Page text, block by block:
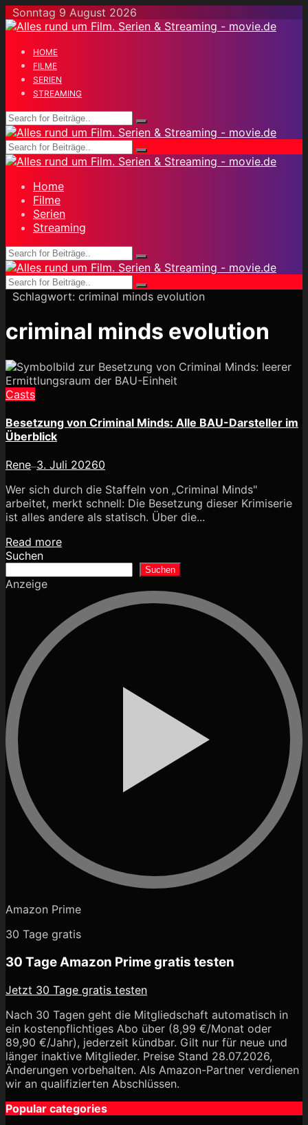
Skip
to
Sonntag 9 August 2026
HOME
FILME
SERIEN
STREAMING
Home
Filme
Serien
Streaming
Schlagwort: criminal minds evolution
criminal minds evolution
Casts
Besetzung von Criminal Minds: Alle BAU-Darsteller im
Überblick
Rene—3. Juli 20260
Wer sich durch die Staffeln von „Criminal Minds"
arbeitet, merkt schnell: Die Besetzung dieser Krimiserie
ist alles andere als statisch. Über die...
Read more
Suchen
Suchen
Anzeige
Amazon Prime
30 Tage gratis
30 Tage Amazon Prime gratis testen
Jetzt 30 Tage gratis testen
Nach 30 Tagen geht die Mitgliedschaft automatisch in
ein kostenpflichtiges Abo über (8,99 €/Monat oder
89,90 €/Jahr), jederzeit kündbar. Gilt nur für neue und
länger inaktive Mitglieder. Preise Stand 28.07.2026,
Änderungen vorbehalten. Als Amazon-Partner verdienen
wir an qualifizierten Abschlüssen.
Popular categories